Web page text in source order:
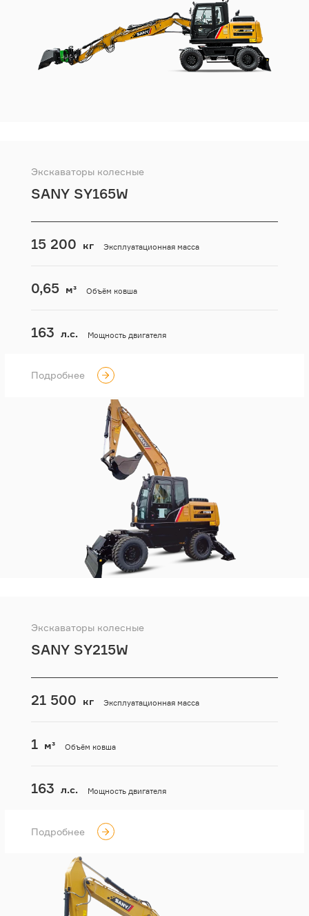
Экскаваторы колесные
SANY SY165W
Эксплуатационная масса
15 200 кг
Объём ковша
0,65 м³
Мощность двигателя
163 л.с.
Подробнее
Экскаваторы колесные
SANY SY215W
Эксплуатационная масса
21 500 кг
Объём ковша
1 м³
Мощность двигателя
163 л.с.
Подробнее